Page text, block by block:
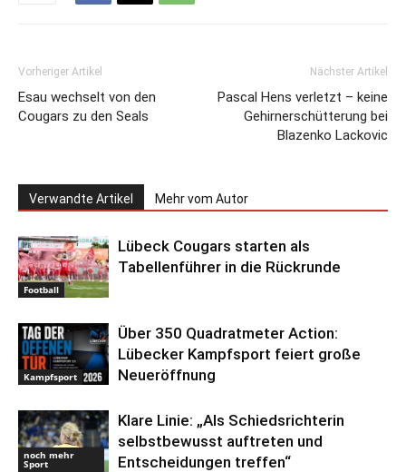
Vorheriger Artikel
Esau wechselt von den
Cougars zu den Seals
Nächster Artikel
Pascal Hens verletzt – keine
Gehirnerschütterung bei
Blazenko Lackovic
Verwandte Artikel Mehr vom Autor
Football
Lübeck Cougars starten als
Tabellenführer in die Rückrunde
Kampfsport
Über 350 Quadratmeter Action:
Lübecker Kampfsport feiert große
Neueröffnung
noch mehr
Sport
Klare Linie: „Als Schiedsrichterin
selbstbewusst auftreten und
Entscheidungen treffen“